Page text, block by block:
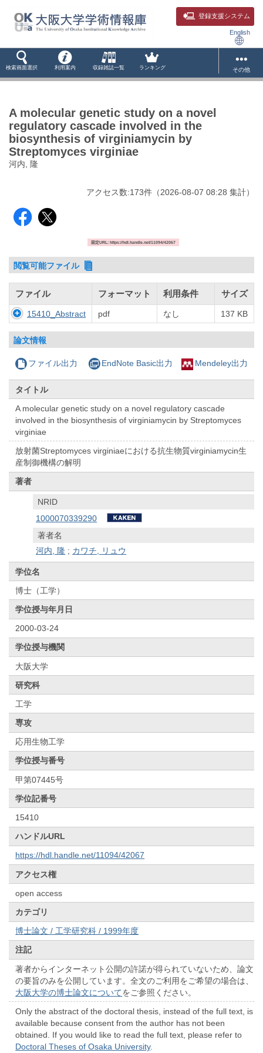
登録支援システム
English
検索画面選択 利用案内 収録雑誌一覧 ランキング その他
A molecular genetic study on a novel
regulatory cascade involved in the
biosynthesis of virginiamycin by
Streptomyces virginiae
河内, 隆
アクセス数:173件 （2026-08-07 08:28 集計）
固定URL: https://hdl.handle.net/11094/42067
閲覧可能ファイル
ファイル フォーマット 利用条件 サイズ
15410_Abstract pdf なし 137 KB
論文情報
ファイル出力 EndNote Basic出力 Mendeley出力
タイトル
A molecular genetic study on a novel regulatory cascade
involved in the biosynthesis of virginiamycin by Streptomyces
virginiae
放射菌Streptomyces virginiaeにおける抗生物質virginiamycin生
産制御機構の解明
著者
NRID
1000070339290
著者名
河内, 隆 ; カワチ, リュウ
学位名
博士（工学）
学位授与年月日
2000-03-24
学位授与機関
大阪大学
研究科
工学
専攻
応用生物工学
学位授与番号
甲第07445号
学位記番号
15410
ハンドルURL
https://hdl.handle.net/11094/42067
アクセス権
open access
カテゴリ
博士論文 / 工学研究科 / 1999年度
注記
著者からインターネット公開の許諾が得られていないため、論文
の要旨のみを公開しています。全文のご利用をご希望の場合は、
大阪大学の博士論文についてをご参照ください。
Only the abstract of the doctoral thesis, instead of the full text, is
available because consent from the author has not been
obtained. If you would like to read the full text, please refer to
Doctoral Theses of Osaka University.